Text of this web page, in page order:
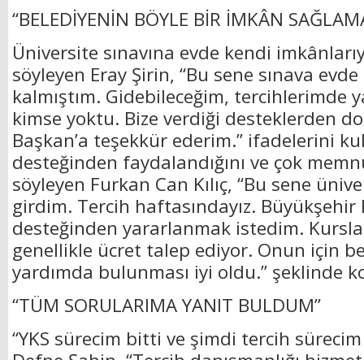
“BELEDİYENİN BÖYLE BİR İMKÂN
Üniversite sınavına evde kendi
söyleyen Eray Şirin, “Bu sene sınava
kalmıştım. Gidebileceğim, tercihlerimde
kimse yoktu. Bize verdiği desteklerden
Başkan’a teşekkür ederim.” ifadelerini
desteğinden faydalandığını ve çok
söyleyen Furkan Can Kılıç, “Bu sene
girdim. Tercih haftasındayız. Büyükşehir
desteğinden yararlanmak istedim.
genellikle ücret talep ediyor. Onun için
yardımda bulunması iyi oldu.” şeklinde
“TÜM SORULARIMA YANIT BULDUM”
“YKS sürecim bitti ve şimdi tercih